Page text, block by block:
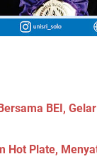
BEI,
Hot Plate,